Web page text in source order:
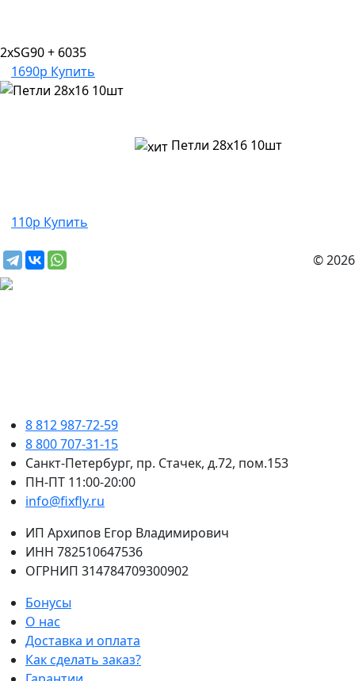
2xSG90 + 6035
1690р Купить
Петли 28х16 10шт
110р Купить
© 2026
8 812 987-72-59
8 800 707-31-15
Санкт-Петербург, пр. Стачек, д.72, пом.153
ПН-ПТ 11:00-20:00
info@fixfly.ru
ИП Архипов Егор Владимирович
ИНН 782510647536
ОГРНИП 314784709300902
Бонусы
О нас
Доставка и оплата
Как сделать заказ?